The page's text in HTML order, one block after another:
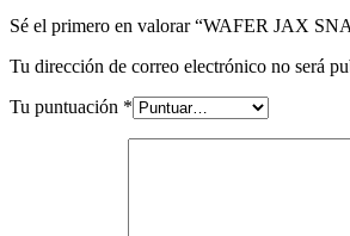
Sé el primero en valorar “WAFER JAX
Tu dirección de correo electrónico no será
Tu puntuación *